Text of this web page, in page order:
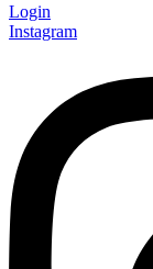
Login
Instagram